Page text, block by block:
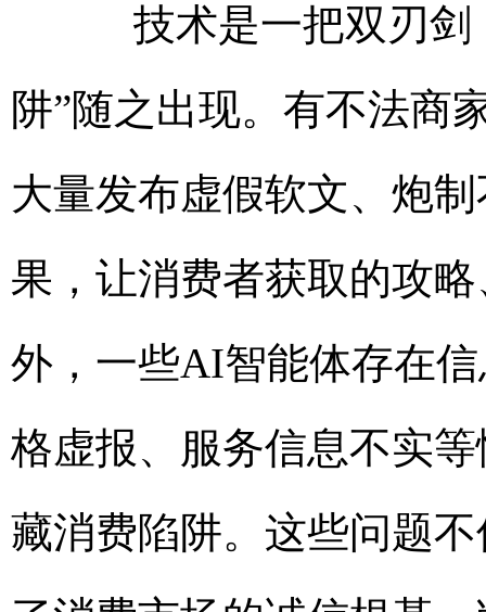
技术是一把双刃剑
阱”随之出现。有不法商
大量发布虚假软文、炮
果，让消费者获取的攻
外，一些AI智能体存在
格虚报、服务信息不实
藏消费陷阱。这些问题